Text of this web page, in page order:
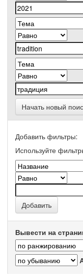
Начать новый
Добавить фильтры:
Используйте
Вывести на